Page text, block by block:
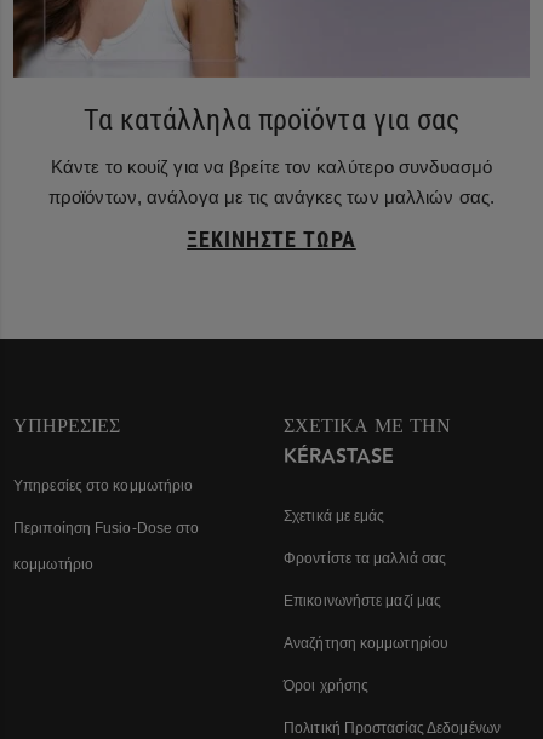
Τα κατάλληλα προϊόντα για σας
Κάντε το κουίζ για να βρείτε τον καλύτερο συνδυασμό
προϊόντων, ανάλογα με τις ανάγκες των μαλλιών σας.
ΞΕΚΙΝΉΣΤΕ ΤΏΡΑ
ΥΠΗΡΕΣΊΕΣ
Υπηρεσίες στο κομμωτήριο
Περιποίηση Fusio-Dose στο
κομμωτήριο
ΣΧΕΤΙΚΆ ΜΕ ΤΗΝ
KÉRASTASE
Σχετικά με εμάς
Φροντίστε τα μαλλιά σας
Επικοινωνήστε μαζί μας
Αναζήτηση κομμωτηρίου
Όροι χρήσης
Πολιτική Προστασίας Δεδομένων